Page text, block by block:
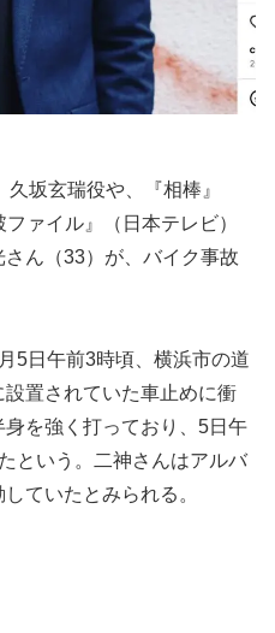
坂玄瑞役や、『相棒』
ァイル』（日本テレビ）
ん（33）が、バイク事故
5日午前3時頃、横浜市の道
置されていた車止めに衝
を強く打っており、5日午
という。二神さんはアルバ
ていたとみられる。